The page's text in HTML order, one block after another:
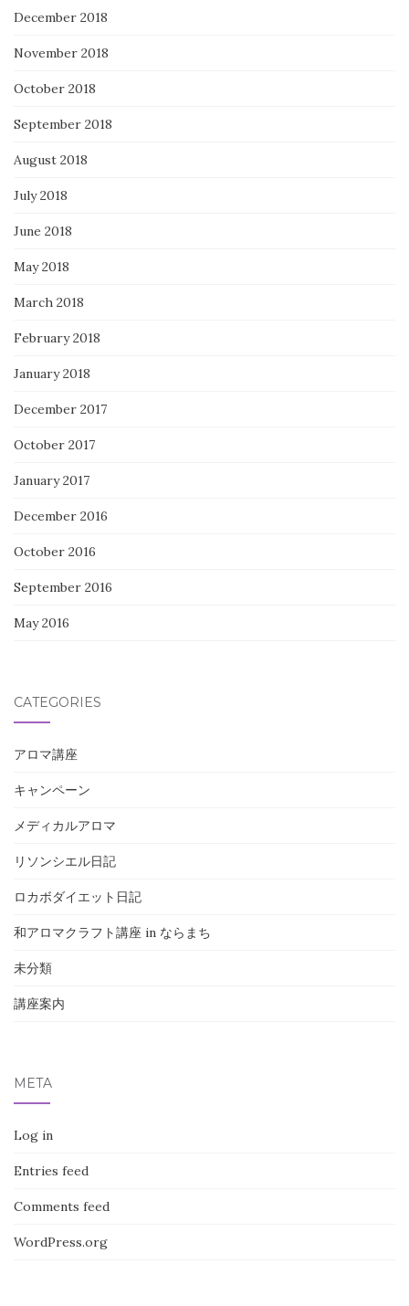
December 2018
November 2018
October 2018
September 2018
August 2018
July 2018
June 2018
May 2018
March 2018
February 2018
January 2018
December 2017
October 2017
January 2017
December 2016
October 2016
September 2016
May 2016
CATEGORIES
アロマ講座
キャンペーン
メディカルアロマ
リソンシエル日記
ロカボダイエット日記
和アロマクラフト講座 in ならまち
未分類
講座案内
META
Log in
Entries feed
Comments feed
WordPress.org